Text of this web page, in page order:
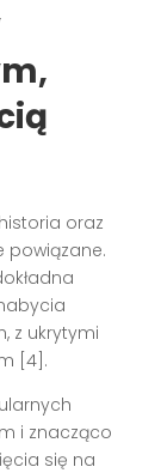
oraz
powiązane.
z ukrytymi
[4] .
i znacząco
się na